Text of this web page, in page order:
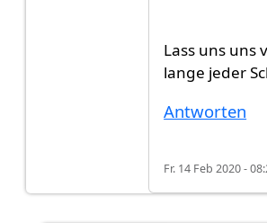
Lass uns uns
lange jeder
Antworten
Fr. 14 Feb 2020 -